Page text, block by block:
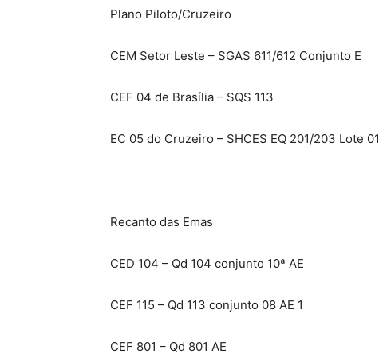
Plano Piloto/Cruzeiro
CEM Setor Leste – SGAS 611/612 Conjunto E
CEF 04 de Brasília – SQS 113
EC 05 do Cruzeiro – SHCES EQ 201/203 Lote 01
Recanto das Emas
CED 104 – Qd 104 conjunto 10ª AE
CEF 115 – Qd 113 conjunto 08 AE 1
CEF 801 – Qd 801 AE